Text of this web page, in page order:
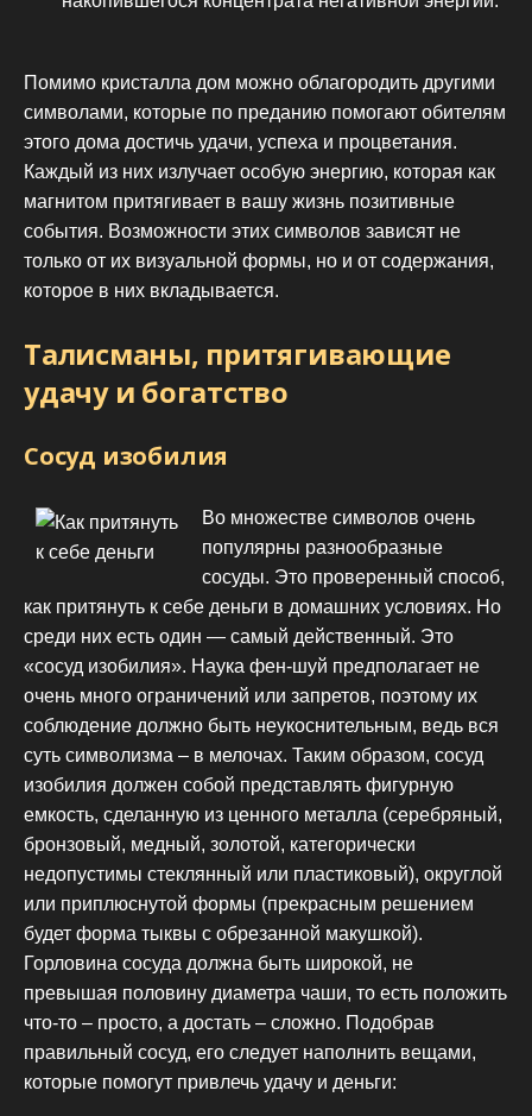
Помимо кристалла дом можно облагородить другими
символами, которые по преданию помогают обителям
этого дома достичь удачи, успеха и процветания.
Каждый из них излучает особую энергию, которая как
магнитом притягивает в вашу жизнь позитивные
события. Возможности этих символов зависят не
только от их визуальной формы, но и от содержания,
которое в них вкладывается.
Талисманы, притягивающие
удачу и богатство
Сосуд изобилия
Во множестве символов очень
популярны разнообразные
сосуды. Это проверенный способ,
как притянуть к себе деньги в домашних условиях. Но
среди них есть один — самый действенный. Это
«сосуд изобилия». Наука фен-шуй предполагает не
очень много ограничений или запретов, поэтому их
соблюдение должно быть неукоснительным, ведь вся
суть символизма – в мелочах. Таким образом, сосуд
изобилия должен собой представлять фигурную
емкость, сделанную из ценного металла (серебряный,
бронзовый, медный, золотой, категорически
недопустимы стеклянный или пластиковый), округлой
или приплюснутой формы (прекрасным решением
будет форма тыквы с обрезанной макушкой).
Горловина сосуда должна быть широкой, не
превышая половину диаметра чаши, то есть положить
что-то – просто, а достать – сложно. Подобрав
правильный сосуд, его следует наполнить вещами,
которые помогут привлечь удачу и деньги: